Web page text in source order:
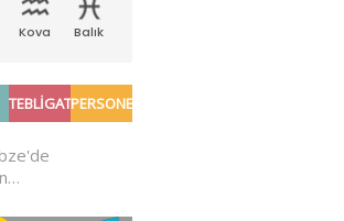
Kova Balık